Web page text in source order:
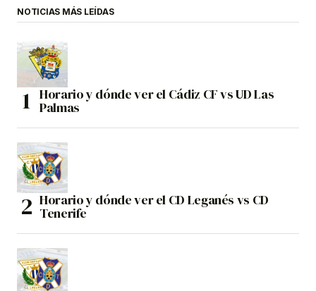
NOTICIAS MÁS LEÍDAS
Horario y dónde ver el Cádiz CF vs UD Las
Palmas
Horario y dónde ver el CD Leganés vs CD
Tenerife